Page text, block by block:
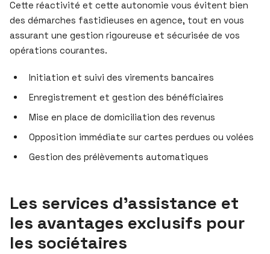
Cette réactivité et cette autonomie vous évitent bien
des démarches fastidieuses en agence, tout en vous
assurant une gestion rigoureuse et sécurisée de vos
opérations courantes.
Initiation et suivi des virements bancaires
Enregistrement et gestion des bénéficiaires
Mise en place de domiciliation des revenus
Opposition immédiate sur cartes perdues ou volées
Gestion des prélèvements automatiques
Les services d’assistance et
les avantages exclusifs pour
les sociétaires